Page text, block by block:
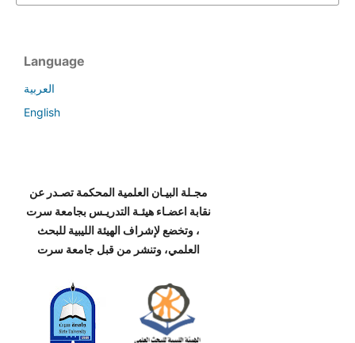
Language
العربية
English
مجـلة البيـان العلمية المحكمة تصـدر عن
نقابة اعضـاء هيئـة التدريـس بجامعة سرت
، وتخضع لإشراف الهيئة الليبية للبحث
العلمي، وتنشر من قبل جامعة سرت